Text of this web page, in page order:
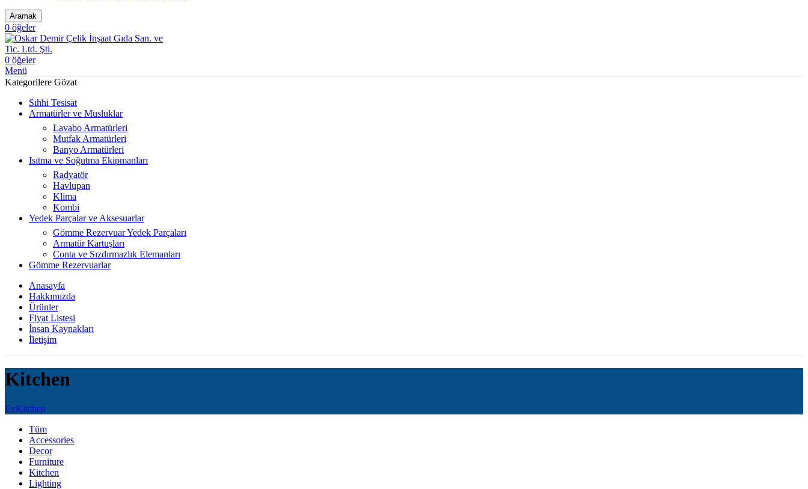
Aramak
0 öğeler
0 öğeler
Menü
Kategorilere Gözat
Sıhhi Tesisat
Armatürler ve Musluklar
Lavabo Armatürleri
Mutfak Armatürleri
Banyo Armatürleri
Isıtma ve Soğutma Ekipmanları
Radyatör
Havlupan
Klima
Kombi
Yedek Parçalar ve Aksesuarlar
Gömme Rezervuar Yedek Parçaları
Armatür Kartuşları
Conta ve Sızdırmazlık Elemanları
Gömme Rezervuarlar
Anasayfa
Hakkımızda
Ürünler
Fiyat Listesi
İnsan Kaynakları
İletişim
Kitchen
EvKitchen
Tüm
Accessories
Decor
Furniture
Kitchen
Lighting